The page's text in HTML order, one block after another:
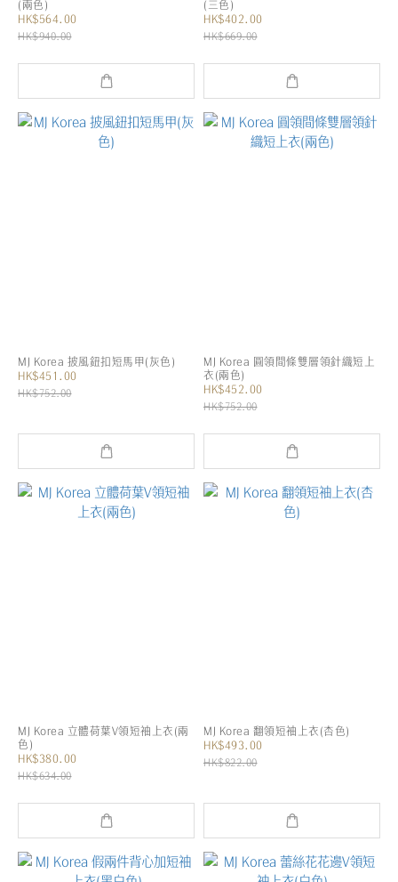
(兩色)
HK$564.00
HK$940.00
(三色)
HK$402.00
HK$669.00
MJ Korea 披風鈕扣短馬甲(灰色)
HK$451.00
HK$752.00
MJ Korea 圓領間條雙層領針織短上
衣(兩色)
HK$452.00
HK$752.00
MJ Korea 立體荷葉V領短袖上衣(兩
色)
HK$380.00
HK$634.00
MJ Korea 翻領短袖上衣(杏色)
HK$493.00
HK$822.00